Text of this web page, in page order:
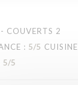
COUVERTS 2
: 5/5 CUISINE
5/5